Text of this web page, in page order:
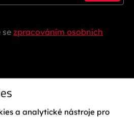
se zpracováním osobních
a analytické nástroje pro